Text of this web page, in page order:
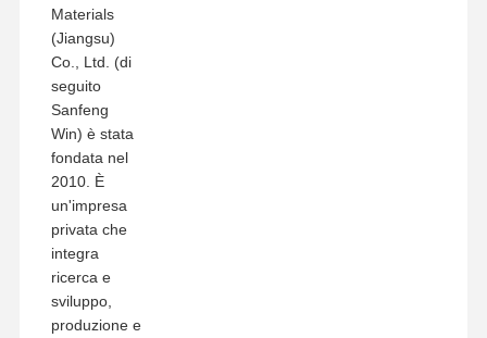
Materials
(Jiangsu)
Co., Ltd. (di
seguito
Sanfeng
Win) è stata
fondata nel
2010. È
un'impresa
privata che
integra
ricerca e
sviluppo,
produzione e